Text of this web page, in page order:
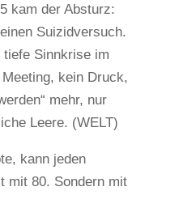
kam der Absturz:
Suizidversuch.
tiefe Sinnkrise im
kein Druck,
mehr, nur
Leere. (WELT)
kann jeden
mit 80. Sondern mit